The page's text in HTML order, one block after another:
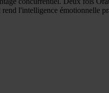
l'intelligence émotionnelle